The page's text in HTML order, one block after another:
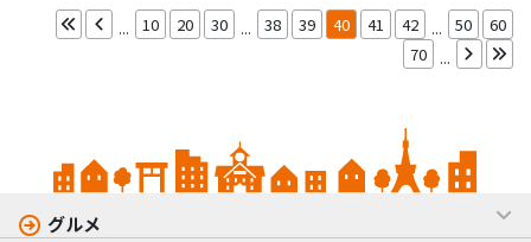
イスキーな…
... 10 20 30 ... 38 39 40 41 42 ... 50
60
70
...
グルメ